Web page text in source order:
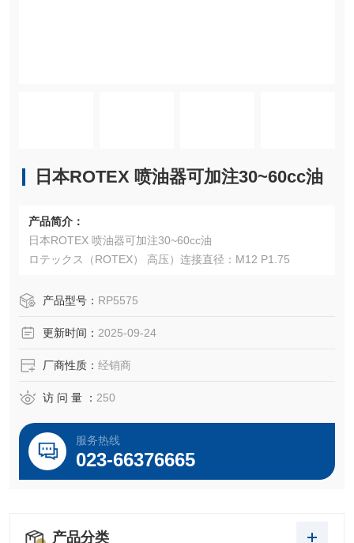
日本ROTEX 喷油器可加注30~60cc油
产品简介：
日本ROTEX 喷油器可加注30~60cc油
ロテックス（ROTEX） 高压）连接直径：M12 P1.75
产品型号： RP5575
更新时间： 2025-09-24
厂商性质： 经销商
访 问 量 ： 250
服务热线
023-66376665
产品分类